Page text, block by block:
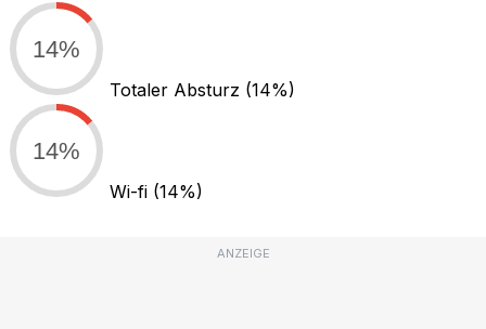
14%
Totaler Absturz (14%)
14%
Wi-fi (14%)
ANZEIGE